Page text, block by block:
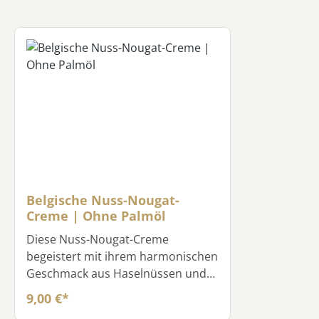
Belgische Nuss-Nougat-
Creme | Ohne Palmöl
Diese Nuss-Nougat-Creme
begeistert mit ihrem harmonischen
Geschmack aus Haselnüssen und
Kakao – ganz ohne Palmöl. Perfekt
streichzart und ideal für Brot,
9,00 €*